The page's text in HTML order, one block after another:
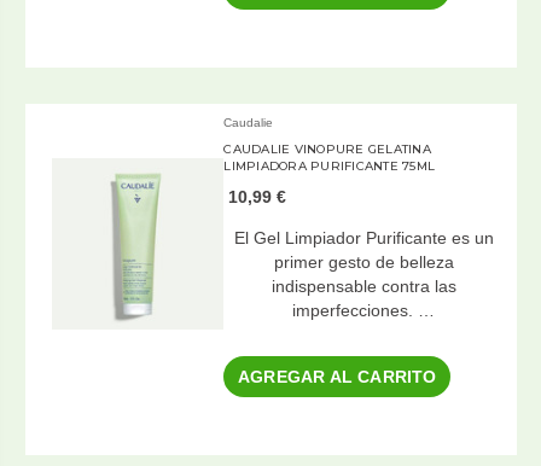
Caudalie
CAUDALIE VINOPURE GELATINA
LIMPIADORA PURIFICANTE 75ML
10,99 €
El Gel Limpiador Purificante es un
primer gesto de belleza
indispensable contra las
imperfecciones. …
AGREGAR AL CARRITO